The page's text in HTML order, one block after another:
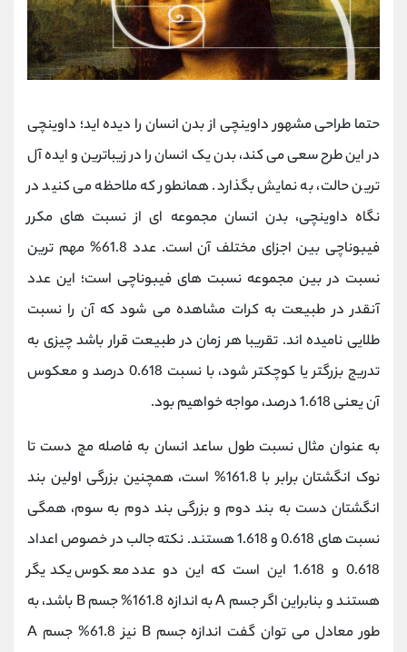
حتما طراحی مشهور داوینچی از بدن انسان را دیده اید؛ داوینچی
در این طرح سعی می کند، بدن یک انسان را در زیباترین و ایده آل
ترین حالت، به نمایش بگذارد. همانطور که ملاحظه می کنید در
نگاه داوینچی، بدن انسان مجموعه ای از نسبت های مکرر
فیبوناچی بین اجزای مختلف آن است. عدد 61.8% مهم ترین
نسبت در بین مجموعه نسبت های فیبوناچی است؛ این عدد
آنقدر در طبیعت به کرات مشاهده می شود که آن را نسبت
طلایی نامیده اند. تقریبا هر زمان در طبیعت قرار باشد چیزی به
تدریج بزرگتر یا کوچکتر شود، با نسبت 0.618 درصد و معکوس
آن یعنی 1.618 درصد، مواجه خواهیم بود.
به عنوان مثال نسبت طول ساعد انسان به فاصله مچ دست تا
نوک انگشتان برابر با 161.8% است، همچنین بزرگی اولین بند
انگشتان دست به بند دوم و بزرگی بند دوم به سوم، همگی
نسبت های 0.618 و 1.618 هستند. نکته جالب در خصوص اعداد
0.618 و 1.618 این است که این دو عدد معکوس یکدیگر
هستند و بنابراین اگر جسم A به اندازه 161.8% جسم B باشد، به
طور معادل می توان گفت اندازه جسم B نیز 61.8% جسم A